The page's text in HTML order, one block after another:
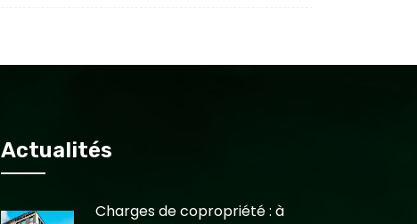
Actualités
Charges de copropriété : à